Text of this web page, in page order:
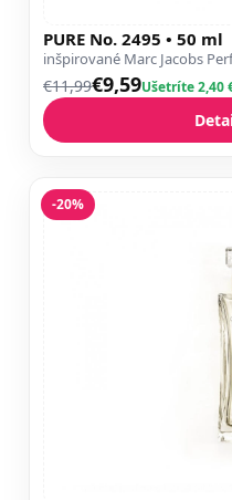
PURE No. 2495 • 50 ml
inšpirované Marc Jacobs
€11,99€9,59Ušetríte 2,40
-20%